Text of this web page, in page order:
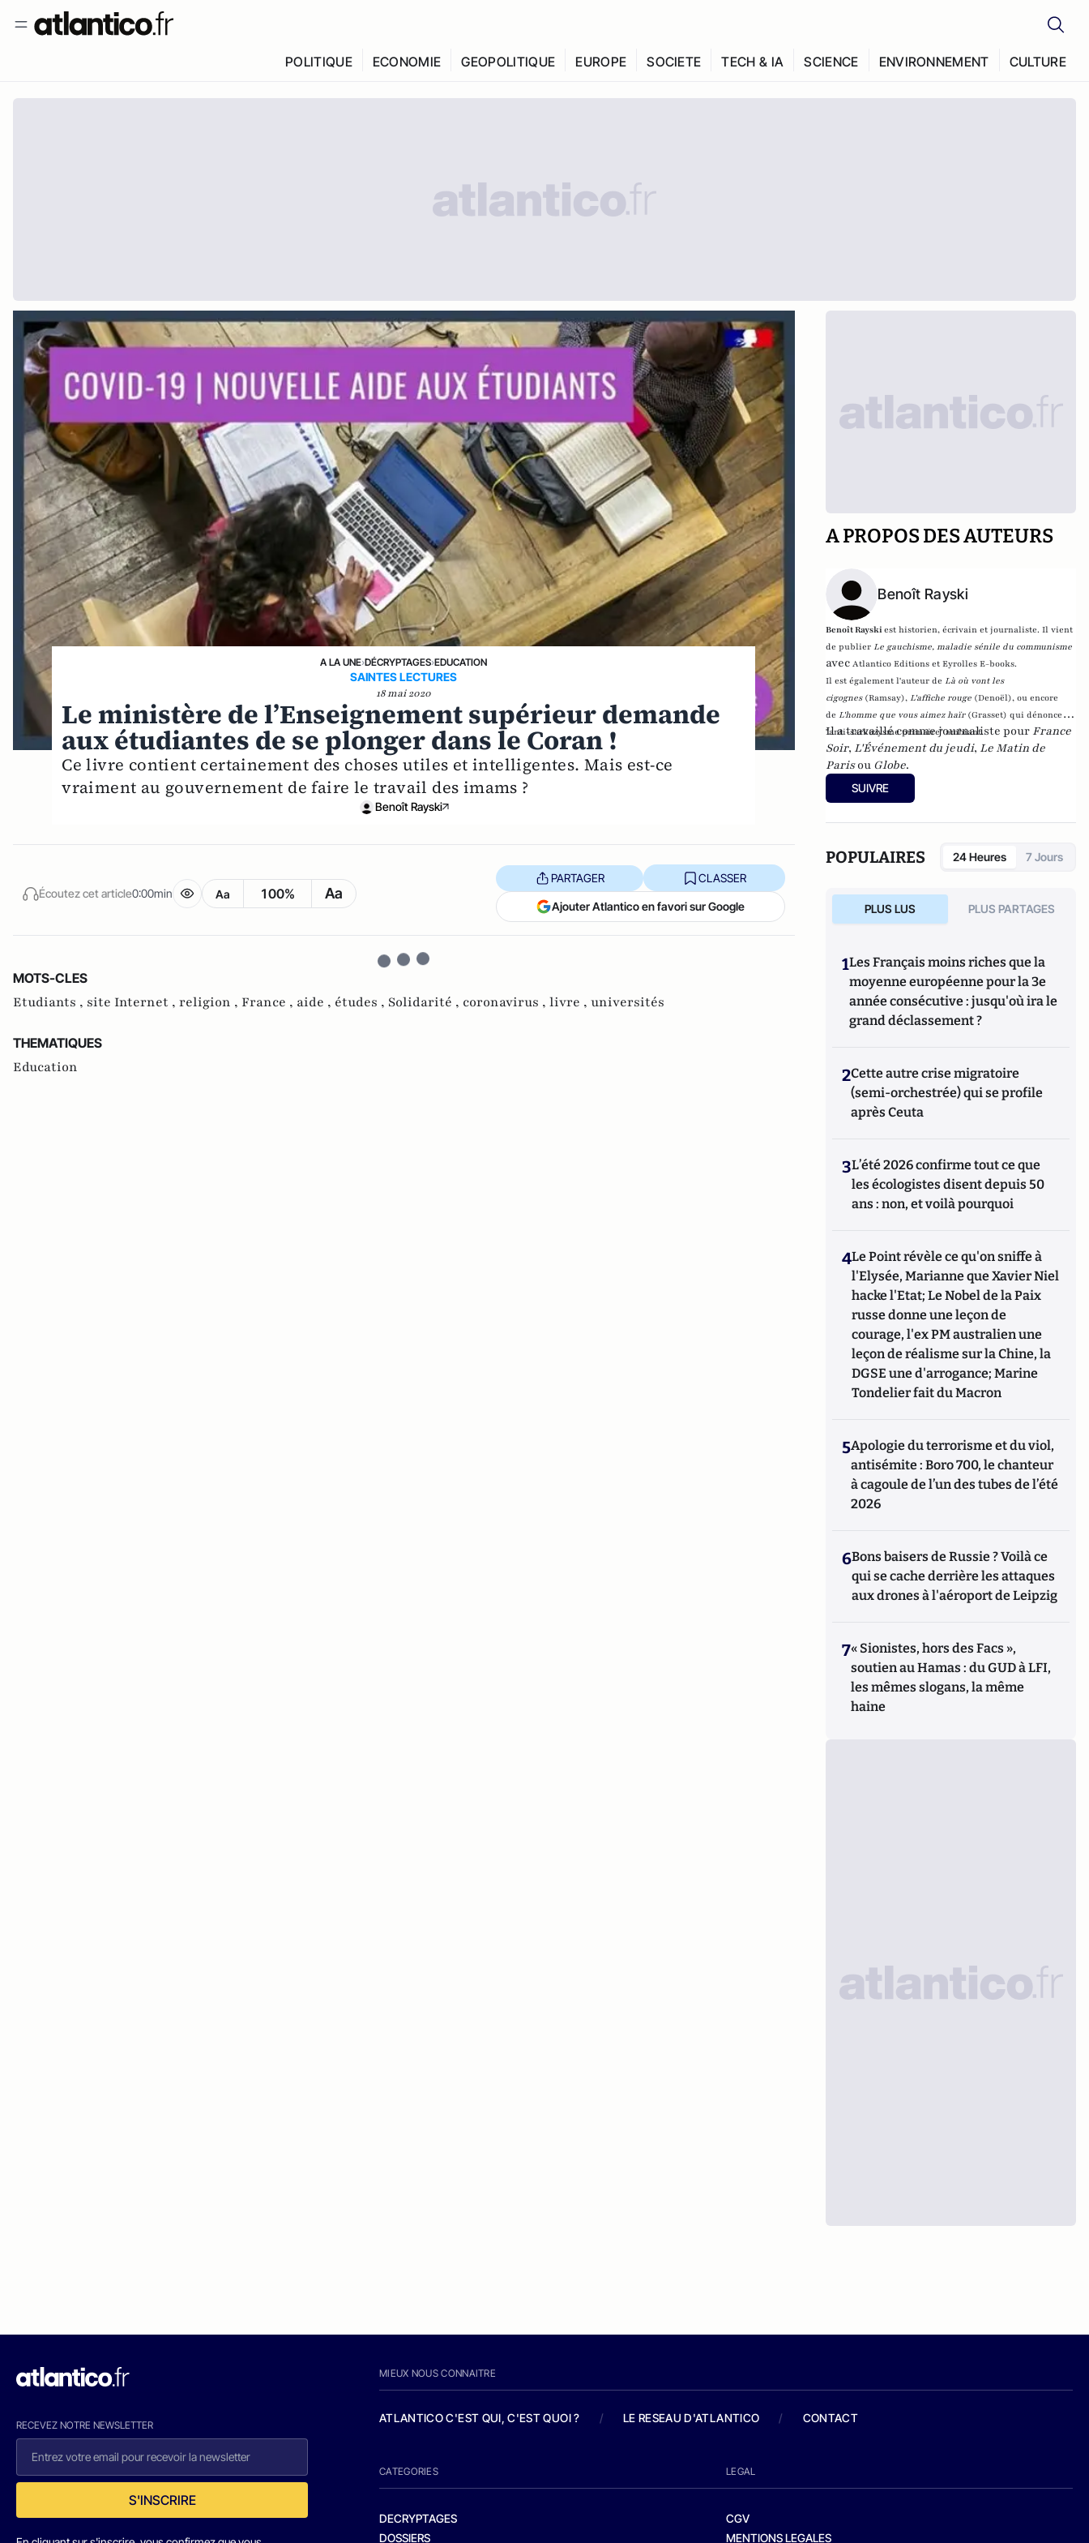
POLITIQUE ECONOMIE GEOPOLITIQUE EUROPE SOCIETE TECH & IA SCIENCE ENVIRONNEMENT CULTURE
A LA UNE›DÉCRYPTAGES›EDUCATION
SAINTES LECTURES
18 mai 2020
Le ministère de l’Enseignement supérieur demande
aux étudiantes de se plonger dans le Coran !
Ce livre contient certainement des choses utiles et intelligentes. Mais est-ce
vraiment au gouvernement de faire le travail des imams ?
Benoît Rayski
Écoutez cet article0:00min Aa 100% Aa
PARTAGER CLASSER
Ajouter Atlantico en favori sur Google
MOTS-CLES
Etudiants , site Internet , religion , France , aide , études , Solidarité , coronavirus , livre , universités
THEMATIQUES
Education
A PROPOS DES AUTEURS
Benoît Rayski
Benoît Rayskiest historien, écrivain et journaliste. Il vient
de publierLe gauchisme, maladie sénile du communisme
avecAtlantico Editions et Eyrolles E-books.
Il est également l'auteur deLà où vont les
cigognes (Ramsay),L'affiche rouge (Denoël), ou encore
deL'homme que vous aimez haïr (Grasset) qui dénonce l'
"anti-sarkozysme primaire" ambiant.
Il a travaillé comme journaliste pour France
Soir, L'Événement du jeudi, Le Matin de
Parisou Globe.
SUIVRE
POPULAIRES 24 Heures 7 Jours
PLUS LUS PLUS PARTAGES
1Les Français moins riches que la
moyenne européenne pour la 3e
année consécutive : jusqu'où ira le
grand déclassement ?
2Cette autre crise migratoire
(semi-orchestrée) qui se profile
après Ceuta
3L’été 2026 confirme tout ce que
les écologistes disent depuis 50
ans : non, et voilà pourquoi
4Le Point révèle ce qu'on sniffe à
l'Elysée, Marianne que Xavier Niel
hacke l'Etat; Le Nobel de la Paix
russe donne une leçon de
courage, l'ex PM australien une
leçon de réalisme sur la Chine, la
DGSE une d'arrogance; Marine
Tondelier fait du Macron
5Apologie du terrorisme et du viol,
antisémite : Boro 700, le chanteur
à cagoule de l’un des tubes de l’été
2026
6Bons baisers de Russie ? Voilà ce
qui se cache derrière les attaques
aux drones à l'aéroport de Leipzig
7« Sionistes, hors des Facs »,
soutien au Hamas : du GUD à LFI,
les mêmes slogans, la même
haine
RECEVEZ NOTRE NEWSLETTER
S'INSCRIRE
MIEUX NOUS CONNAITRE
ATLANTICO C'EST QUI, C'EST QUOI ? / LE RESEAU D'ATLANTICO / CONTACT
CATEGORIES
DECRYPTAGES
DOSSIERS
LEGAL
CGV
MENTIONS LEGALES